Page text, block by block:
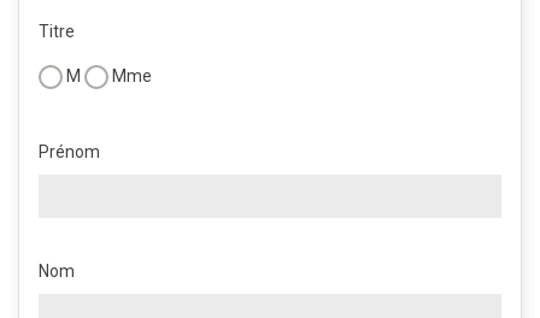
Titre
M Mme
Prénom
Nom